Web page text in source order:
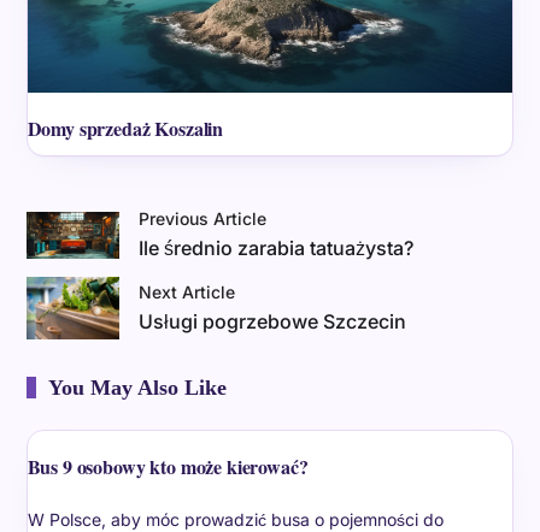
Domy sprzedaż Koszalin
Previous Article
Ile średnio zarabia tatuażysta?
Next Article
Usługi pogrzebowe Szczecin
You May Also Like
Bus 9 osobowy kto może kierować?
W Polsce, aby móc prowadzić busa o pojemności do